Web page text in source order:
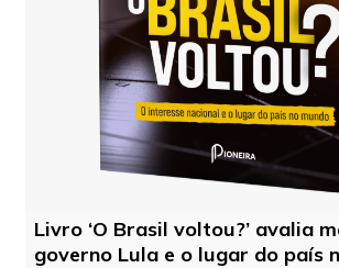
Livro ‘O Brasil voltou?’ avalia
governo Lula e o lugar do país